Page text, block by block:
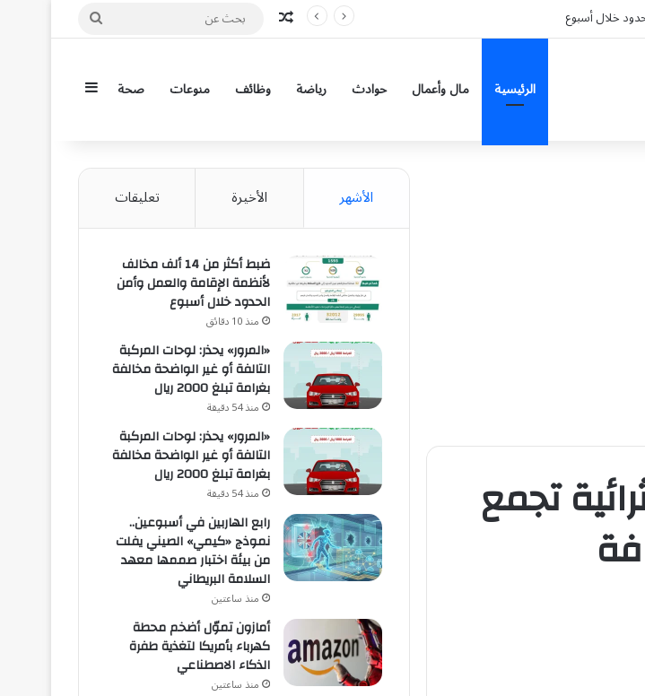
2000 ريال مقال عشوائي
بحث
الرئيسية مال وأعمال حوادث رياضة وظائف منوعات صحة إضافة عمود
تجمع
الأشهر الأخيرة تعليقات
ضبط أكثر من 14 ألف مخالف
لأنظمة الإقامة والعمل وأمن
الحدود خلال أسبوع
منذ 10 دقائق
«المرور» يحذر: لوحات المركبة
التالفة أو غير الواضحة مخالفة
بغرامة تبلغ 2000 ريال
منذ 54 دقيقة
«المرور» يحذر: لوحات المركبة
التالفة أو غير الواضحة مخالفة
بغرامة تبلغ 2000 ريال
منذ 54 دقيقة
رابع الهاربين في أسبوعين..
نموذج «كيمي» الصيني يفلت
من بيئة اختبار صممها معهد
السلامة البريطاني
منذ ساعتين
أمازون تموّل أضخم محطة
كهرباء بأمريكا لتغذية طفرة
الذكاء الاصطناعي
منذ ساعتين